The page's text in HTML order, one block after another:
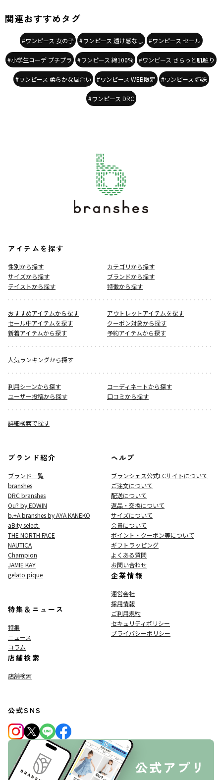
関連おすすめタグ
#ワンピース 女の子 #ワンピース 透け感なし #ワンピース セール
#小学生コーデ プチプラ #ワンピース 綿100% #ワンピース さらっと肌触り
#ワンピース 柔らかな風合い #ワンピース WEB限定 #ワンピース 姉妹
#ワンピース DRC
アイテムを探す
性別から探す
カテゴリから探す
サイズから探す
ブランドから探す
テイストから探す
特徴から探す
おすすめアイテムから探す
アウトレットアイテムを探す
セール中アイテムを探す
クーポン対象から探す
新着アイテムから探す
予約アイテムから探す
人気ランキングから探す
利用シーンから探す
コーディネートから探す
ユーザー投稿から探す
口コミから探す
詳細検索で探す
ブランド紹介
ブランド一覧
branshes
DRC branshes
Ou? by EDWIN
b.+A branshes by AYA KANEKO
aBity select.
THE NORTH FACE
NAUTICA
Champion
JAMIE KAY
gelato pique
特集＆ニュース
特集
ニュース
コラム
店舗検索
店舗検索
ヘルプ
ブランシェス公式ECサイトについて
ご注文について
配送について
返品・交換について
サイズについて
会員について
ポイント・クーポン等について
ギフトラッピング
よくある質問
お問い合わせ
企業情報
運営会社
採用情報
ご利用規約
セキュリティポリシー
プライバシーポリシー
公式SNS